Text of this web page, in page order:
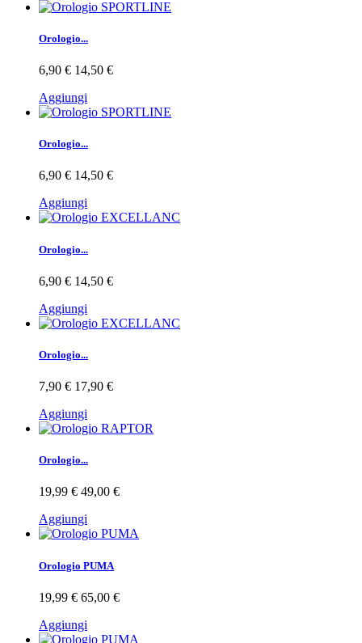
Orologio...
6,90 € 14,50 €
Aggiungi
Orologio...
6,90 € 14,50 €
Aggiungi
Orologio...
6,90 € 14,50 €
Aggiungi
Orologio...
7,90 € 17,90 €
Aggiungi
Orologio...
19,99 € 49,00 €
Aggiungi
Orologio PUMA
19,99 € 65,00 €
Aggiungi